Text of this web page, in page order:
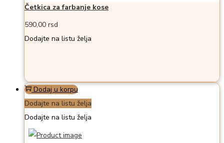
Četkica za farbanje kose
590,00 rsd
Dodajte na listu želja
Dodaj u korpu
Dodajte na listu želja
Dodajte na listu želja